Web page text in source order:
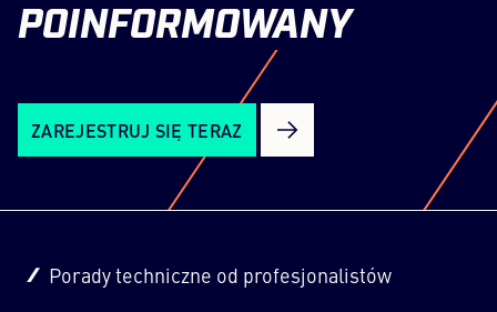
POINFORMOWANY
ZAREJESTRUJ SIĘ TERAZ
Porady techniczne od profesjonalistów